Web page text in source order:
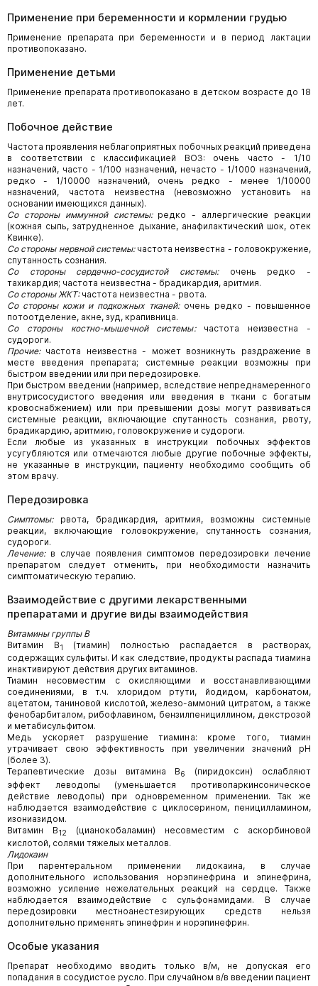
Применение при беременности и кормлении грудью
Применение препарата при беременности и в период лактации
противопоказано.
Применение детьми
Применение препарата противопоказано в детском возрасте до 18
лет.
Побочное действие
Частота проявления неблагоприятных побочных реакций приведена
в соответствии с классификацией ВОЗ: очень часто - 1/10
назначений, часто - 1/100 назначений, нечасто - 1/1000 назначений,
редко - 1/10000 назначений, очень редко - менее 1/10000
назначений, частота неизвестна (невозможно установить на
основании имеющихся данных).
Со стороны иммунной системы:редко - аллергические реакции
(кожная сыпь, затрудненное дыхание, анафилактический шок, отек
Квинке).
Со стороны нервной системы:частота неизвестна - головокружение,
спутанность сознания.
Со стороны сердечно-сосудистой системы:очень редко -
тахикардия; частота неизвестна - брадикардия, аритмия.
Со стороны ЖКТ:частота неизвестна - рвота.
Со стороны кожи и подкожных тканей:очень редко - повышенное
потоотделение, акне, зуд, крапивница.
Со стороны костно-мышечной системы:частота неизвестна -
судороги.
Прочие:частота неизвестна - может возникнуть раздражение в
месте введения препарата; системные реакции возможны при
быстром введении или при передозировке.
При быстром введении (например, вследствие непреднамеренного
внутрисосудистого введения или введения в ткани с богатым
кровоснабжением) или при превышении дозы могут развиваться
системные реакции, включающие спутанность сознания, рвоту,
брадикардию, аритмию, головокружение и судороги.
Если любые из указанных в инструкции побочных эффектов
усугубляются или отмечаются любые другие побочные эффекты,
не указанные в инструкции, пациенту необходимо сообщить об
этом врачу.
Передозировка
Симптомы:рвота, брадикардия, аритмия, возможны системные
реакции, включающие головокружение, спутанность сознания,
судороги.
Лечение:в случае появления симптомов передозировки лечение
препаратом следует отменить, при необходимости назначить
симптоматическую терапию.
Взаимодействие с другими лекарственными
препаратами и другие виды взаимодействия
Витамины группы В
Витамин В1
(тиамин) полностью распадается в растворах,
содержащих сульфиты. И как следствие, продукты распада тиамина
инактивируют действия других витаминов.
Тиамин несовместим с окисляющими и восстанавливающими
соединениями, в т.ч. хлоридом ртути, йодидом, карбонатом,
ацетатом, таниновой кислотой, железо-аммоний цитратом, а также
фенобарбиталом, рибофлавином, бензилпенициллином, декстрозой
и метабисульфитом.
Медь ускоряет разрушение тиамина: кроме того, тиамин
утрачивает свою эффективность при увеличении значений pH
(более 3).
Терапевтические дозы витамина В6
(пиридоксин) ослабляют
эффект леводопы (уменьшается противопаркинсоническое
действие леводопы) при одновременном применении. Так же
наблюдается взаимодействие с циклосерином, пеницилламином,
изониазидом.
Витамин В12
(цианокобаламин) несовместим с аскорбиновой
кислотой, солями тяжелых металлов.
Лидокаин
При парентеральном применении лидокаина, в случае
дополнительного использования норэпинефрина и эпинефрина,
возможно усиление нежелательных реакций на сердце. Также
наблюдается взаимодействие с сульфонамидами. В случае
передозировки местноанестезирующих средств нельзя
дополнительно применять эпинефрин и норэпинефрин.
Особые указания
Препарат необходимо вводить только в/м, не допуская его
попадания в сосудистое русло. При случайном в/в введении пациент